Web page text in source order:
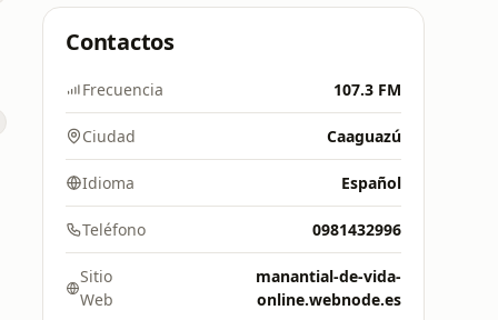
Contactos
Frecuencia 107.3 FM
Ciudad Caaguazú
Idioma Español
Teléfono 0981432996
Sitio
Web
manantial-de-vida-
online.webnode.es